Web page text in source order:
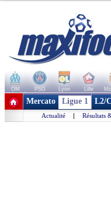
OM PSG Lyon Lille
+ de clubs
Mercato Ligue 1 L2/
Actualité | Résultats